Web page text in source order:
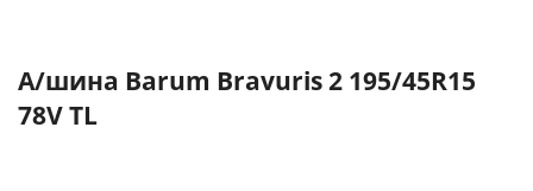
А/шина Barum Bravuris 2 195/45R15
78V TL